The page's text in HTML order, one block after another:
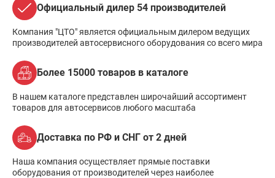
Официальный дилер 54 производителей
Компания "ЦТО" является официальным дилером ведущих
производителей автосервисного оборудования со всего мира
Более 15000 товаров в каталоге
В нашем каталоге представлен широчайший ассортимент
товаров для автосервисов любого масштаба
Доставка по РФ и СНГ от 2 дней
Наша компания осуществляет прямые поставки
оборудования от производителей через наиболее